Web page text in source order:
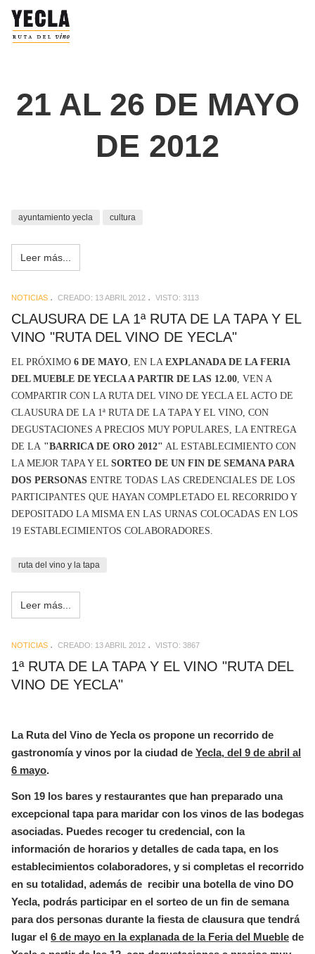
21 AL 26 DE MAYO
DE 2012
ayuntamiento yecla cultura
Leer más...
NOTICIAS CREADO: 13 ABRIL 2012 VISTO: 3113
CLAUSURA DE LA 1ª RUTA DE LA TAPA Y EL
VINO "RUTA DEL VINO DE YECLA"
EL PRÓXIMO 6 DE MAYO, EN LA EXPLANADA DE LA FERIA
DEL MUEBLE DE YECLA A PARTIR DE LAS 12.00, VEN A
COMPARTIR CON LA RUTA DEL VINO DE YECLA EL ACTO DE
CLAUSURA DE LA 1ª RUTA DE LA TAPA Y EL VINO, CON
DEGUSTACIONES A PRECIOS MUY POPULARES, LA ENTREGA
DE LA "BARRICA DE ORO 2012" AL ESTABLECIMIENTO CON
LA MEJOR TAPA Y EL SORTEO DE UN FIN DE SEMANA PARA
DOS PERSONAS ENTRE TODAS LAS CREDENCIALES DE LOS
PARTICIPANTES QUE HAYAN COMPLETADO EL RECORRIDO Y
DEPOSITADO LA MISMA EN LAS URNAS COLOCADAS EN LOS
19 ESTABLECIMIENTOS COLABORADORES.
ruta del vino y la tapa
Leer más...
NOTICIAS CREADO: 13 ABRIL 2012 VISTO: 3867
1ª RUTA DE LA TAPA Y EL VINO "RUTA DEL
VINO DE YECLA"
La Ruta del Vino de Yecla os propone un recorrido de
gastronomía y vinos por la ciudad de Yecla, del 9 de abril al
6 mayo.
Son 19 los bares y restaurantes que han preparado una
excepcional tapa para maridar con los vinos de las bodegas
asociadas. Puedes recoger tu credencial, con la
información de horarios y detalles de cada tapa, en los
establecimientos colaboradores, y si completas el recorrido
en su totalidad, además de recibir una botella de vino DO
Yecla, podrás participar en el sorteo de un fin de semana
para dos personas durante la fiesta de clausura que tendrá
lugar el 6 de mayo en la explanada de la Feria del Mueble de